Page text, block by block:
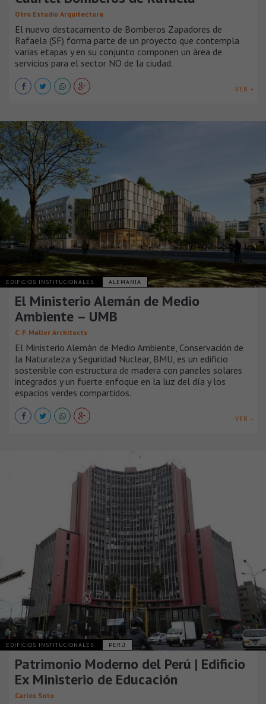
Otro Estudio Arquitectura
El nuevo destacamento de Bomberos Zapadores de
Rafaela (SF) forma parte de un proyecto que contempla
varias etapas y en su conjunto componen un área de
servicios para el sector NO de la ciudad.
VER +
EDIFICIOS INSTITUCIONALES ALEMANIA
El Ministerio Alemán de Medio
Ambiente – UMB
C. F. Møller Architects
El Ministerio Alemán de Medio Ambiente, Conservación de
la Naturaleza y Seguridad Nuclear, BMU, es un edificio
sostenible con estructura de madera con paneles solares
integrados y un fuerte enfoque en la luz del día y los
espacios verdes compartidos.
VER +
EDIFICIOS INSTITUCIONALES PERÚ
Patrimonio Moderno del Perú | Edificio
Ex Ministerio de Educación
Carlos Soto